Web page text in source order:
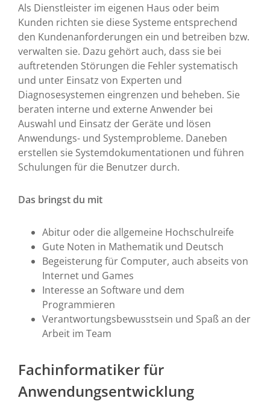
Als Dienstleister im eigenen Haus oder beim
Kunden richten sie diese Systeme entsprechend
den Kundenanforderungen ein und betreiben bzw.
verwalten sie. Dazu gehört auch, dass sie bei
auftretenden Störungen die Fehler systematisch
und unter Einsatz von Experten und
Diagnosesystemen eingrenzen und beheben. Sie
beraten interne und externe Anwender bei
Auswahl und Einsatz der Geräte und lösen
Anwendungs- und Systemprobleme. Daneben
erstellen sie Systemdokumentationen und führen
Schulungen für die Benutzer durch.
Das bringst du mit
Abitur oder die allgemeine Hochschulreife
Gute Noten in Mathematik und Deutsch
Begeisterung für Computer, auch abseits von
Internet und Games
Interesse an Software und dem
Programmieren
Verantwortungsbewusstsein und Spaß an der
Arbeit im Team
Fachinformatiker für
Anwendungsentwicklung